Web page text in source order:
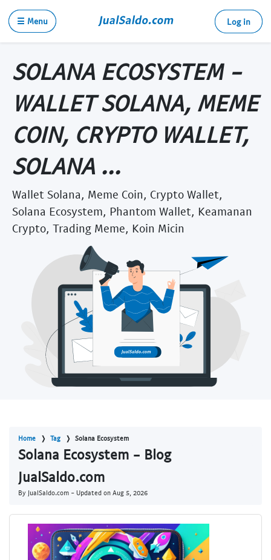
☰ Menu Log in
SOLANA ECOSYSTEM -
WALLET SOLANA, MEME
COIN, CRYPTO WALLET,
SOLANA ...
Wallet Solana, Meme Coin, Crypto Wallet,
Solana Ecosystem, Phantom Wallet, Keamanan
Crypto, Trading Meme, Koin Micin
Home Tag Solana Ecosystem
Solana Ecosystem - Blog
JualSaldo.com
By JualSaldo.com - Updated on Aug 5, 2026